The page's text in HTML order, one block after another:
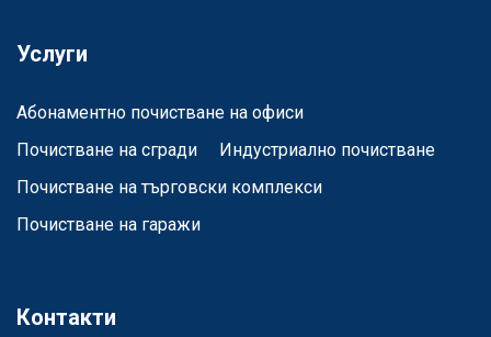
Услуги
Абонаментно почистване на офиси
Почистване на сгради
Индустриално почистване
Почистване на търговски комплекси
Почистване на гаражи
Контакти